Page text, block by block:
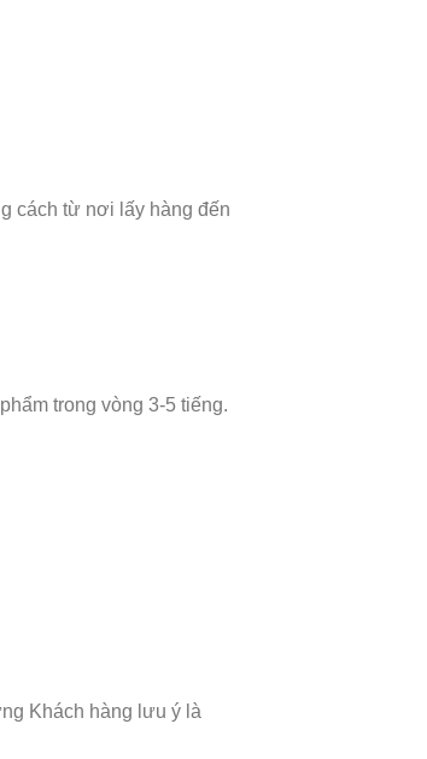
cách từ nơi lấy hàng đến
trong vòng 3-5 tiếng.
Khách hàng lưu ý là